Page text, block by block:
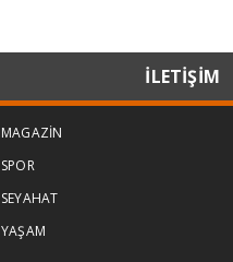
İLETİŞİM
MAGAZİN
SPOR
SEYAHAT
YAŞAM